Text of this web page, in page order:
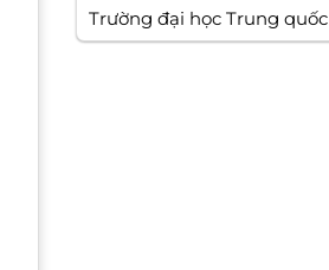
Trường đại học Trung quốc